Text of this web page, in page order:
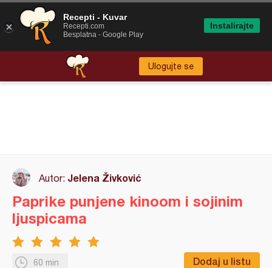
Ulogujte se
Autor: Jelena Živković
60 min Dodaj u listu
Paprike punjene kinoom i sojinim
ljuspicama
Recepti - Kuvar
Recepti.com
Besplatna - Google Play
Instalirajte